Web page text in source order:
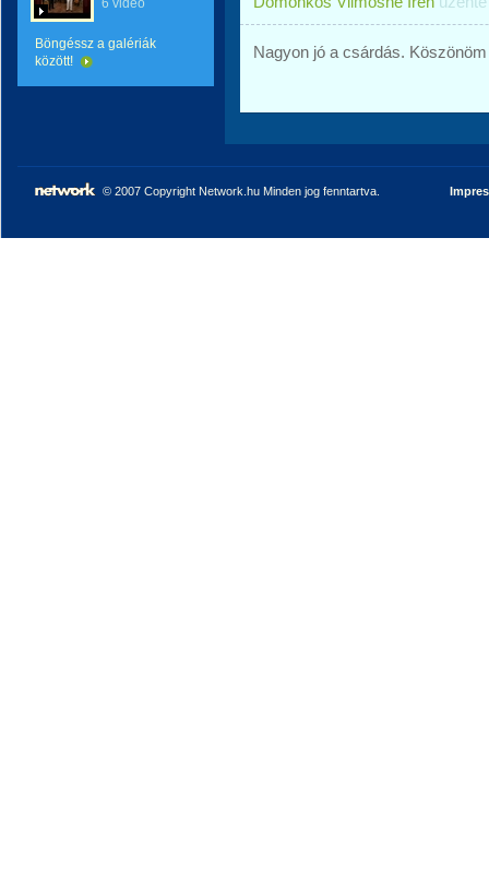
6 videó
Böngéssz a galériák
között!
Nagyon jó a csárdás.
© 2007 Copyright Network.hu Minden jog fenntartva.